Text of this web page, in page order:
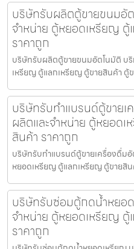
บริษัทรับผลิตตู้ขายขนม​อั
จำหน่าย ตู้หยอดเหรียญ
ราคาถูก
บริษัทรับผลิตตู้ขายขนม​อัตโนมัติ บ
เหรียญ ตู้แลกเหรียญ ตู้ขายสินค้า ตู้
บริษัทรับทำแบรนด์ตู้ขายเ
ผลิตและจำหน่าย ตู้หยอด
สินค้า ราคาถูก
บริษัทรับทำแบรนด์ตู้ขายเครื่องดื่ม​
หยอดเหรียญ ตู้แลกเหรียญ ตู้ขายสิ
บริษัทรับซ่อมตู้กดน้ำ​หยอ
จำหน่าย ตู้หยอดเหรียญ
ราคาถูก